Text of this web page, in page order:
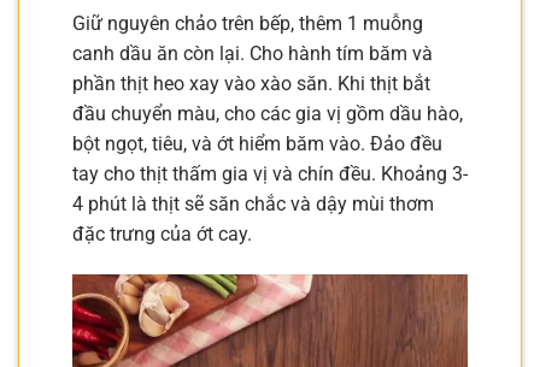
Giữ nguyên chảo trên bếp, thêm 1 muỗng
canh dầu ăn còn lại. Cho hành tím băm và
phần thịt heo xay vào xào săn. Khi thịt bắt
đầu chuyển màu, cho các gia vị gồm dầu hào,
bột ngọt, tiêu, và ớt hiểm băm vào. Đảo đều
tay cho thịt thấm gia vị và chín đều. Khoảng 3-
4 phút là thịt sẽ săn chắc và dậy mùi thơm
đặc trưng của ớt cay.